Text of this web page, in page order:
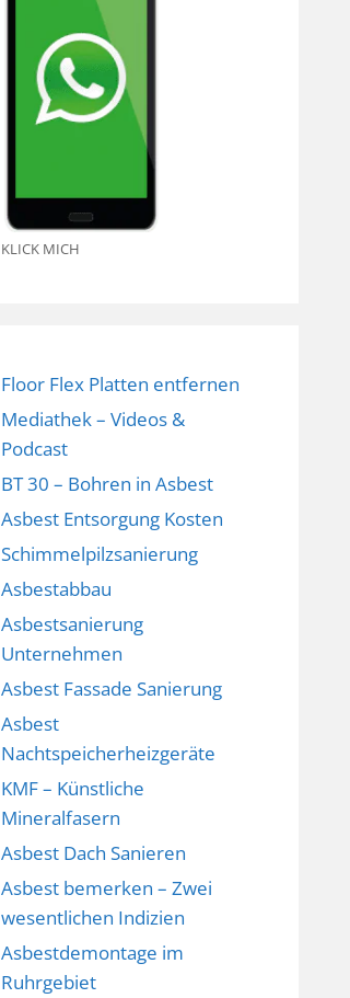
KLICK MICH
Floor Flex Platten entfernen
Mediathek – Videos &
Podcast
BT 30 – Bohren in Asbest
Asbest Entsorgung Kosten
Schimmelpilzsanierung
Asbestabbau
Asbestsanierung
Unternehmen
Asbest Fassade Sanierung
Asbest
Nachtspeicherheizgeräte
KMF – Künstliche
Mineralfasern
Asbest Dach Sanieren
Asbest bemerken – Zwei
wesentlichen Indizien
Asbestdemontage im
Ruhrgebiet